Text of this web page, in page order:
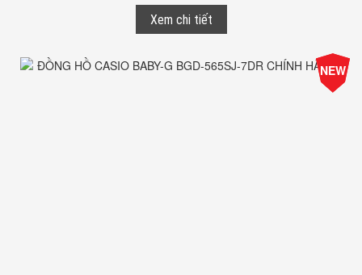
Xem chi tiết
-25%
Giá
NEW